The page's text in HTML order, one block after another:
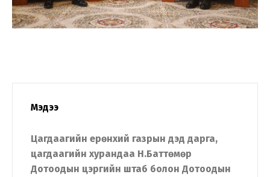
Мэдээ
Цагдаагийн ерөнхий газрын дэд дарга,
цагдаагийн хурандаа Н.Баттөмөр
Дотоодын цэргийн штаб болон Дотоодын